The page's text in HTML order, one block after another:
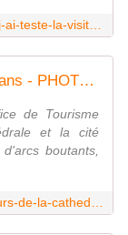
Les hauteurs de la Cathédrale d'Orléans - PHOTOS AUTREMENT avec Clodelle
de Tourisme
et la cité
boutants,